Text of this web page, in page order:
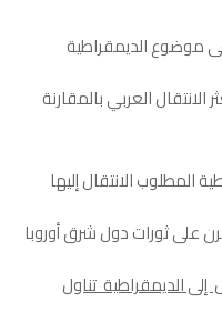
موضوع الديمقراطية
العربي بالمقارنة
المطلوب الانتقال إليها
على ثورات دول شرق أوروبا
الديمقراطية تناول